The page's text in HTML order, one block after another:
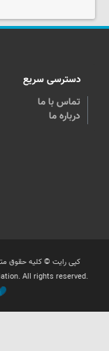
دسترسی سریع
تماس با ما
درباره ما
کپی رایت © کلیه حقوق
All rights reserved.